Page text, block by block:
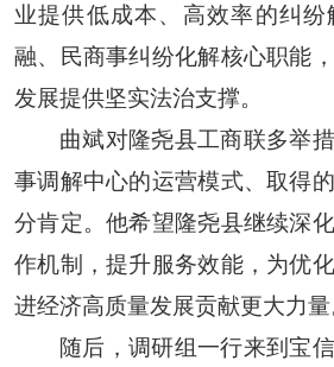
业提供低成本、高效率的纠
融、民商事纠纷化解核心职能
发展提供坚实法治支撑。
曲斌对隆尧县工商联多举
事调解中心的运营模式、取得
分肯定。他希望隆尧县继续深
作机制，提升服务效能，为优
进经济高质量发展贡献更大力量
随后，调研组一行来到宝